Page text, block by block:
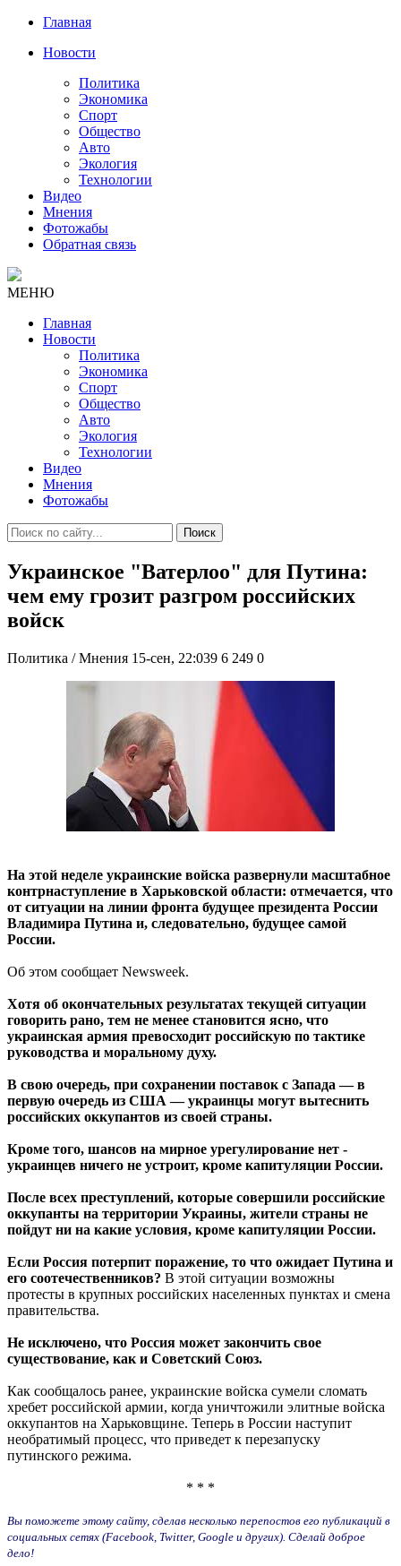
Главная
Новости
Политика
Экономика
Спорт
Общество
Авто
Экология
Технологии
Видео
Мнения
Фотожабы
Обратная связь
МЕНЮ
Главная
Новости
Политика
Экономика
Спорт
Общество
Авто
Экология
Технологии
Видео
Мнения
Фотожабы
Поиск
Украинское "Ватерлоо" для Путина:
чем ему грозит разгром российских
войск
Политика / Мнения 15-сен, 22:039 6 249 0
На этой неделе украинские войска развернули масштабное
контрнаступление в Харьковской области: отмечается, что
от ситуации на линии фронта будущее президента России
Владимира Путина и, следовательно, будущее самой
России.
Об этом сообщает Newsweek.
Хотя об окончательных результатах текущей ситуации
говорить рано, тем не менее становится ясно, что
украинская армия превосходит российскую по тактике
руководства и моральному духу.
В свою очередь, при сохранении поставок с Запада — в
первую очередь из США — украинцы могут вытеснить
российских оккупантов из своей страны.
Кроме того, шансов на мирное урегулирование нет -
украинцев ничего не устроит, кроме капитуляции России.
После всех преступлений, которые совершили российские
оккупанты на территории Украины, жители страны не
пойдут ни на какие условия, кроме капитуляции России.
Если Россия потерпит поражение, то что ожидает Путина и
его соотечественников? В этой ситуации возможны
протесты в крупных российских населенных пунктах и смена
правительства.
Не исключено, что Россия может закончить свое
существование, как и Советский Союз.
Как сообщалось ранее, украинские войска сумели сломать
хребет российской армии, когда уничтожили элитные войска
оккупантов на Харьковщине. Теперь в России наступит
необратимый процесс, что приведет к перезапуску
путинского режима.
* * *
Вы поможете этому сайту, сделав несколько перепостов его публикаций в
социальных сетях (Facebook, Twitter, Google и других). Сделай доброе
дело!